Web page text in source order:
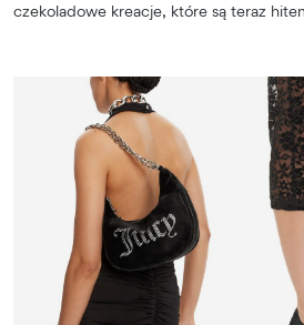
czekoladowe kreacje, które są teraz